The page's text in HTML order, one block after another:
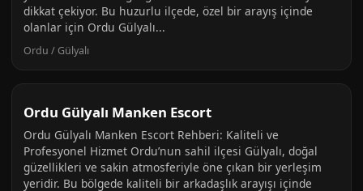
dikkat çekiyor. Bu huzurlu ilçede, özel bir arayış içinde
olanlar için Ordu Gülyalı...
Ordu / Gülyalı
Ordu Gülyalı Manken Escort
Ordu Gülyalı Manken Escort Rehberi: Kaliteli ve
Profesyonel Hizmet Ordu’nun sahil ilçesi Gülyalı, doğal
güzellikleri ve sakin atmosferiyle öne çıkan bir yerleşim
yeridir. Bu bölgede kaliteli bir arkadaşlık arayışı içinde